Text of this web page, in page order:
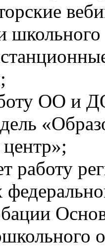
школьного
ОО и
«
работу
О